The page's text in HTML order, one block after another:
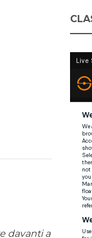
davanti a